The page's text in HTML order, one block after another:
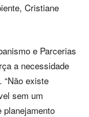
Cristiane
e Parcerias
a necessidade
“Não existe
sem um